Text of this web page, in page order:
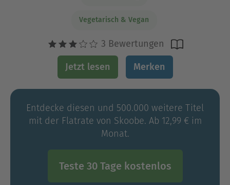
Vegetarisch & Vegan
3 Bewertungen
Jetzt lesen Merken
Entdecke diesen und 500.000 weitere Titel
mit der Flatrate von Skoobe. Ab 12,99 € im
Monat.
Teste 30 Tage kostenlos